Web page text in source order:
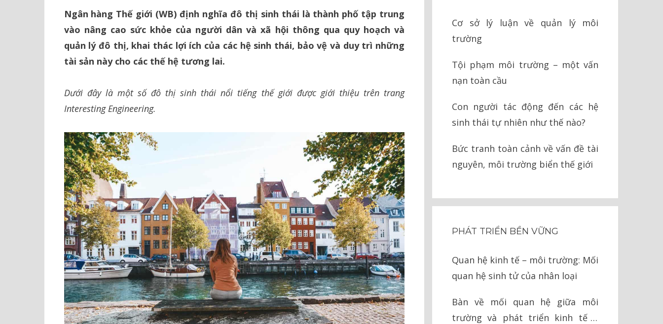
Ngân hàng Thế giới (WB) định nghĩa đô thị sinh thái là thành phố tập trung
vào nâng cao sức khỏe của người dân và xã hội thông qua quy hoạch và
quản lý đô thị, khai thác lợi ích của các hệ sinh thái, bảo vệ và duy trì những
tài sản này cho các thế hệ tương lai.
Dưới đây là một số đô thị sinh thái nổi tiếng thế giới được giới thiệu trên trang
Interesting Engineering.
Cơ sở lý luận về quản lý môi
trường
Tội phạm môi trường – một vấn
nạn toàn cầu
Con người tác động đến các hệ
sinh thái tự nhiên như thế nào?
Bức tranh toàn cảnh về vấn đề tài
nguyên, môi trường biển thế giới
PHÁT TRIỂN BỀN VỮNG
Quan hệ kinh tế – môi trường: Mối
quan hệ sinh tử của nhân loại
Bàn về mối quan hệ giữa môi
trường và phát triển kinh tế ở